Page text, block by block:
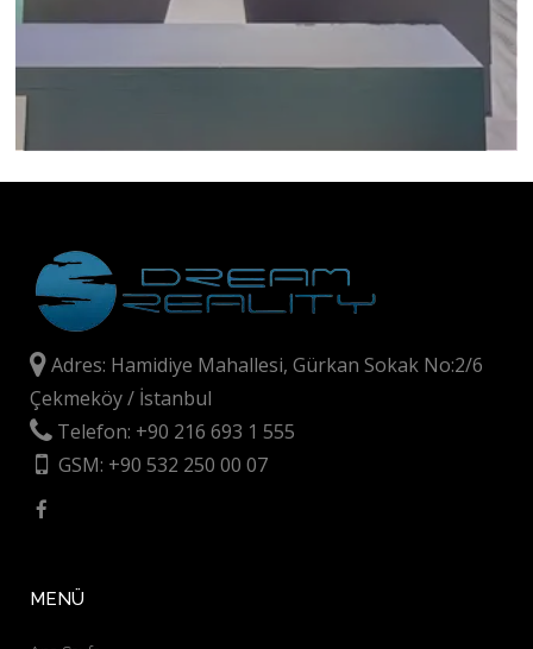
Adres: Hamidiye Mahallesi, Gürkan Sokak No:2/6
Çekmeköy / İstanbul
Telefon: +90 216 693 1 555
GSM: +90 532 250 00 07
MENÜ